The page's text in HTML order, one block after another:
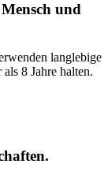
und
langlebige
8 Jahre halten.